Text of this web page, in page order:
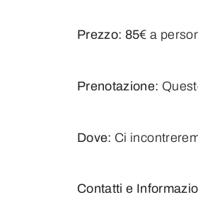
Prezzo: 85€ a
Prenotazione:
Dove: Ci
Contatti e